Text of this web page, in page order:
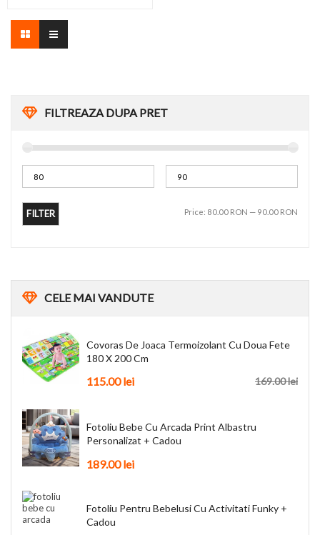
FILTREAZA DUPA PRET
FILTER Price: 80.00 RON — 90.00 RON
CELEMAI VANDUTE
Covoras De Joaca Termoizolant Cu Doua Fete
180 X 200 Cm
169.00 lei
115.00 lei
Fotoliu Bebe Cu Arcada Print Albastru
Personalizat + Cadou
189.00 lei
Fotoliu Pentru Bebelusi Cu Activitati Funky +
Cadou